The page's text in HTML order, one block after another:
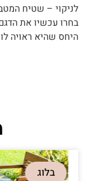
לניקוי – שטיח
בחרו עכשיו את
היחס שהיא ראויה
בלוג